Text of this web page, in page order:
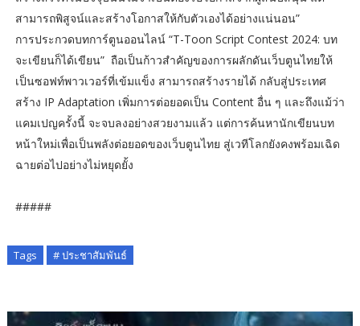
สามารถพิสูจน์และสร้างโอกาสให้กับตัวเองได้อย่างแน่นอน”
การประกวดบทการ์ตูนออนไลน์ “T-Toon Script Contest 2024: บท
จะเขียนก็ได้เขียน” ถือเป็นก้าวสำคัญของการผลักดันเว็บตูนไทยให้
เป็นซอฟท์พาวเวอร์ที่เข้มแข็ง สามารถสร้างรายได้ กลับสู่ประเทศ
สร้าง IP Adaptation เพิ่มการต่อยอดเป็น Content อื่น ๆ และถึงแม้ว่า
แคมเปญครั้งนี้ จะจบลงอย่างสวยงามแล้ว แต่การค้นหานักเขียนบท
หน้าใหม่เพื่อเป็นพลังต่อยอดของเว็บตูนไทย สู่เวทีโลกยังคงพร้อมเฉิด
ฉายต่อไปอย่างไม่หยุดยั้ง
#####
Tags # ประชาสัมพันธ์